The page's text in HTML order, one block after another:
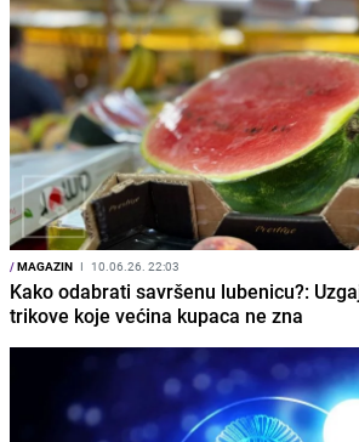
/MAGAZIN I 10.06.26. 22:03
Kako odabrati savršenu lubenicu?:
trikove koje većina kupaca ne zna